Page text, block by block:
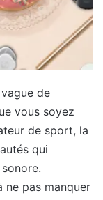
de
vous soyez
de sport, la
qui
ne pas manquer